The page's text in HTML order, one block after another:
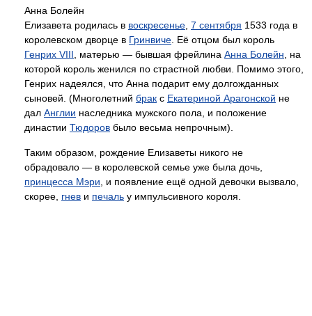
Анна Болейн
Елизавета родилась в воскресенье 7 сентября 1533 года в
королевском дворце в Гринвиче . Её отцом был король
Генрих VIII , матерью — бывшая фрейлина Анна Болейн , на
которой король женился по страстной любви. Помимо этого,
Генрих надеялся, что Анна подарит ему долгожданных
сыновей. (Многолетний брак с Екатериной Арагонской не
дал Англии наследника мужского пола, и положение
династии Тюдоров было весьма непрочным).
Таким образом, рождение Елизаветы никого не
обрадовало — в королевской семье уже была дочь,
принцесса Мэри , и появление ещё одной девочки вызвало,
скорее, гнев и печаль у импульсивного короля.